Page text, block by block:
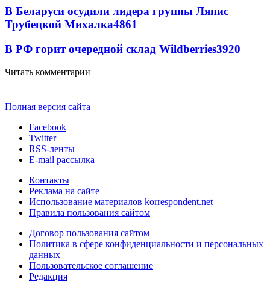
В Беларуси осудили лидера группы Ляпис
Трубецкой Михалка4861
В РФ горит очередной склад Wildberries3920
Читать комментарии
Полная версия сайта
Facebook
Twitter
RSS-ленты
E-mail рассылка
Контакты
Реклама на сайте
Использование материалов korrespondent.net
Правила пользования сайтом
Договор пользования сайтом
Политика в сфере конфиденциальности и персональных
данных
Пользовательское соглашение
Редакция